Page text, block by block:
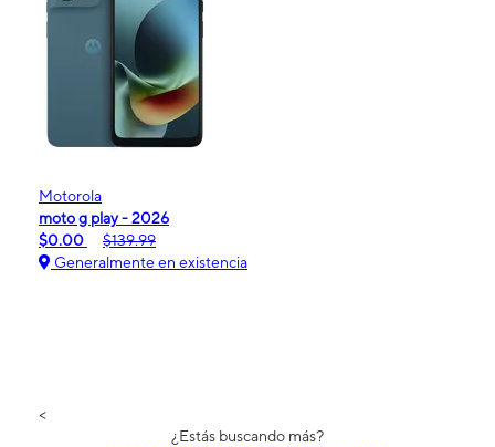
Motorola
moto g play - 2026
$0.00
$139.99
Generalmente en existencia
<
¿Estás buscando más?